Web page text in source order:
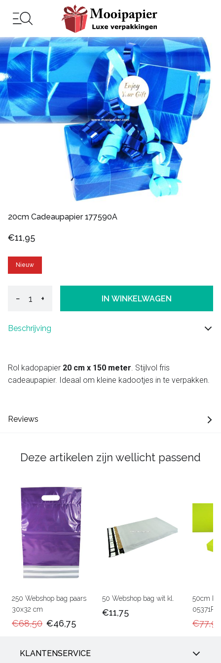
20cm Cadeaupapier 177590A
€11,95
Nieuw
− + IN WINKELWAGEN
Beschrijving
Rol kadopapier 20 cm x 150 meter. Stijlvol fris
cadeaupapier. Ideaal om kleine kadootjes in te verpakken.
Reviews
Deze artikelen zijn wellicht passend
250 Webshop bag paars
30x32 cm
€68,50 €46,75
50 Webshop bag wit kl.
€11,75
50cm
05371RU
KLANTENSERVICE